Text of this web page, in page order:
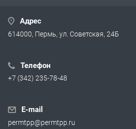
Адрес
614000, Пермь, ул. Советская, 24Б
Телефон
+7 (342) 235-78-48
E-mail
permtpp@permtpp.ru